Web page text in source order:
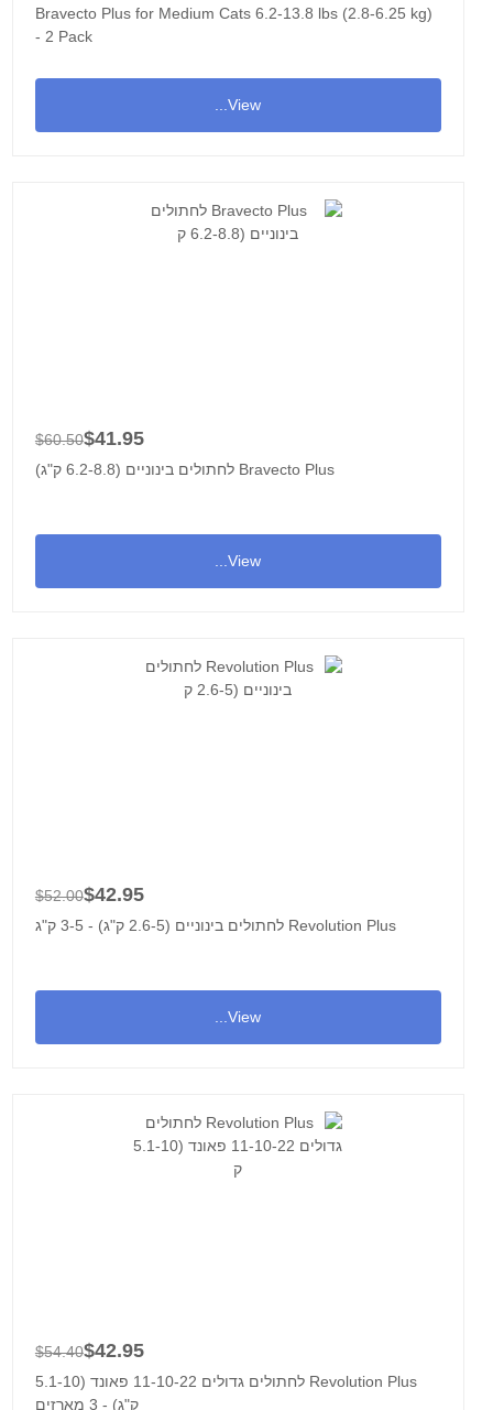
Bravecto Plus for Medium Cats 6.2-13.8 lbs (2.8-6.25 kg)
- 2 Pack
View...
$41.95
$60.50
Bravecto Plus לחתולים בינוניים (6.2-8.8 ק"ג)
View...
$42.95
$52.00
Revolution Plus לחתולים בינוניים (2.6-5 ק"ג) - 3-5 ק"ג
View...
$42.95
$54.40
Revolution Plus לחתולים גדולים 11-10-22 פאונד (5.1-10
ק"ג) - 3 מארזים